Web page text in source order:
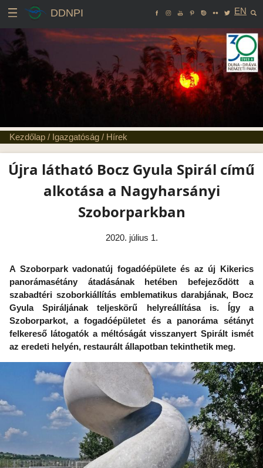
DDNPI EN
Kezdőlap / Igazgatóság / Hírek
Újra látható Bocz Gyula Spirál című
alkotása a Nagyharsányi
Szoborparkban
2020. július 1.
A Szoborpark vadonatúj fogadóépülete és az új Kikerics
panorámasétány átadásának hetében befejeződött a
szabadtéri szoborkiállítás emblematikus darabjának, Bocz
Gyula Spiráljának teljeskörű helyreállítása is. Így a
Szoborparkot, a fogadóépületet és a panoráma sétányt
felkereső látogatók a méltóságát visszanyert Spirált ismét
az eredeti helyén, restaurált állapotban tekinthetik meg.